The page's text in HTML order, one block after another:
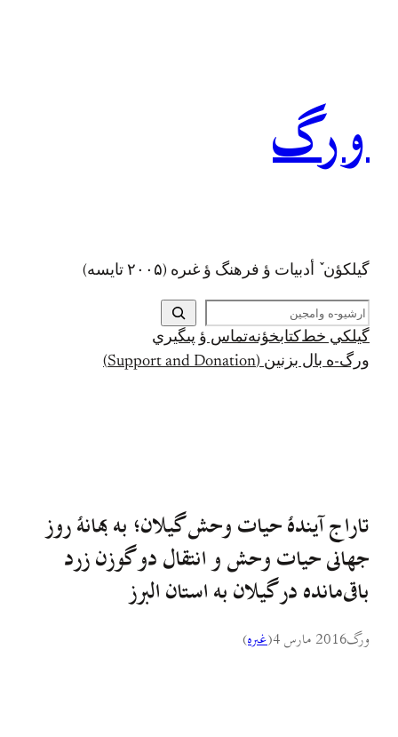
ورگ
گيلکؤن ٚ أدبیات ؤ فرهنگ ؤ غىره (۲۰۰۵ تايسه)
ج
س
ت
ج
گيلکي خط کتابخؤنهتماس ؤ پىگيري
ورگ-ه بال بزنين (Support and Donation)
تاراج آیندهٔ حیات وحش گیلان؛ به بهانهٔ روز
جهانی حیات وحش و انتقال دو گوزن زرد
باقی‌مانده در گیلان به استان البرز
ورگ2016 مارس 4 (غىره)